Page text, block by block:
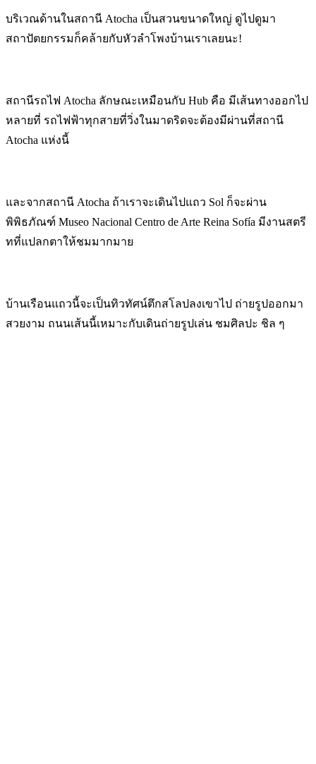
บริเวณด้านในสถานี Atocha เป็นสวนขนาดใหญ่ ดูไปดูมา
สถาปัตยกรรมก็คล้ายกับหัวลำโพงบ้านเราเลยนะ!
สถานีรถไฟ Atocha ลักษณะเหมือนกับ Hub คือ มีเส้นทางออกไป
หลายที่ รถไฟฟ้าทุกสายที่วิ่งในมาดริดจะต้องมีผ่านที่สถานี
Atocha แห่งนี้
และจากสถานี Atocha ถ้าเราจะเดินไปแถว Sol ก็จะผ่าน
พิพิธภัณฑ์ Museo Nacional Centro de Arte Reina Sofía มีงานสตรี
ทที่แปลกตาให้ชมมากมาย
บ้านเรือนแถวนี้จะเป็นทิวทัศน์ตึกสโลปลงเขาไป ถ่ายรูปออกมา
สวยงาม ถนนเส้นนี้เหมาะกับเดินถ่ายรูปเล่น ชมศิลปะ ชิล ๆ